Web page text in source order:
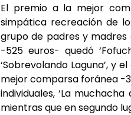
El premio a la mejor
simpática recreación de
grupo de padres y madres
-525 euros- quedó
‘Sobrevolando Laguna’, y
mejor comparsa foránea -
individuales, ‘La
mientras que en segundo